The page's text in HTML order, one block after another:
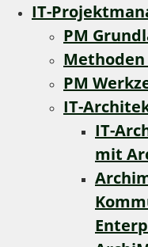
IT-
PM
Methoden
PM
IT-
IT-
mit